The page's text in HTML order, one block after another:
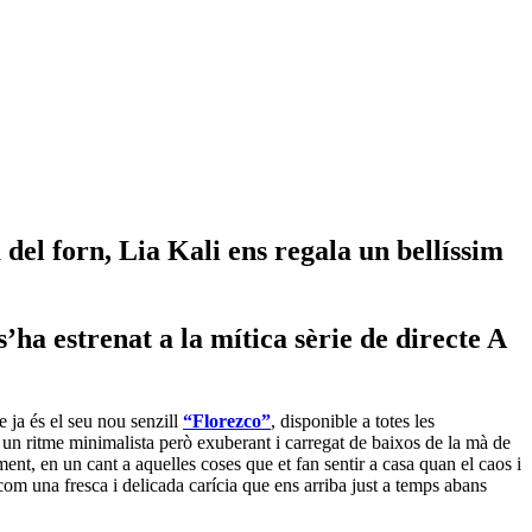
forn, Lia Kali ens regala un bellíssim
estrenat a la mítica sèrie de directe A
ja és el seu nou senzill “Florezco”, disponible a totes les
ritme minimalista però exuberant i carregat de baixos de la mà de
en un cant a aquelles coses que et fan sentir a casa quan el caos i
una fresca i delicada carícia que ens arriba just a temps abans